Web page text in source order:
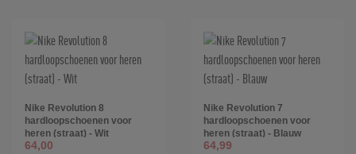
Nike Revolution 8
hardloopschoenen voor
heren (straat) - Wit
64,00
Nike Revolution 7
hardloopschoenen voor
heren (straat) - Blauw
64,99